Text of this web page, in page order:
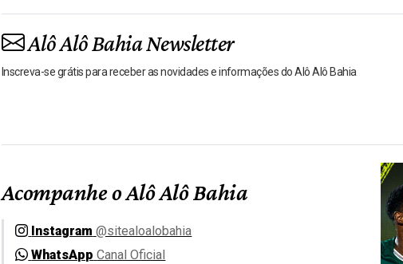
Alô Alô Bahia Newsletter
Inscreva-se grátis para receber as novidades e informações do Alô Alô Bahia
Acompanhe o Alô Alô Bahia
Instagram @sitealoalobahia
WhatsApp Canal Oficial